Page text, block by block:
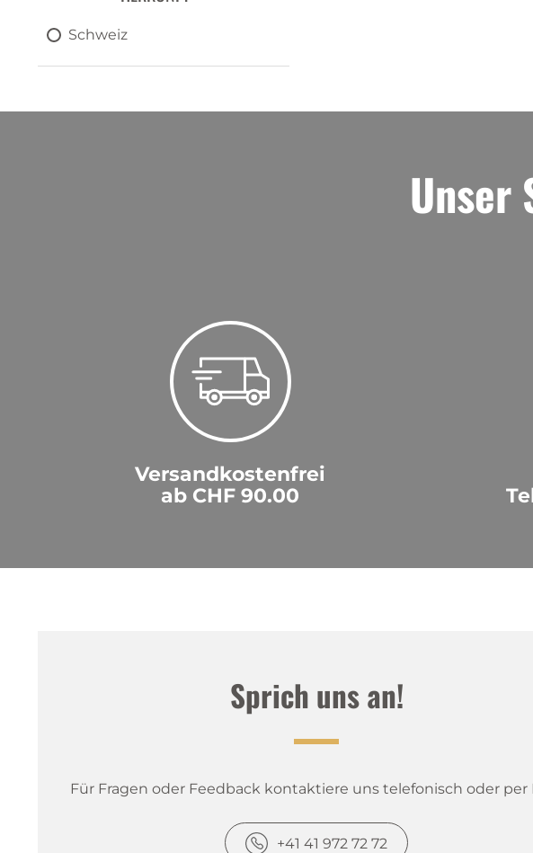
Schweiz
Unser
Versandkostenfrei
ab CHF 90.00
Sprich uns an!
Für Fragen oder Feedback kontaktiere uns telefonisch oder per
+41 41 972 72 72